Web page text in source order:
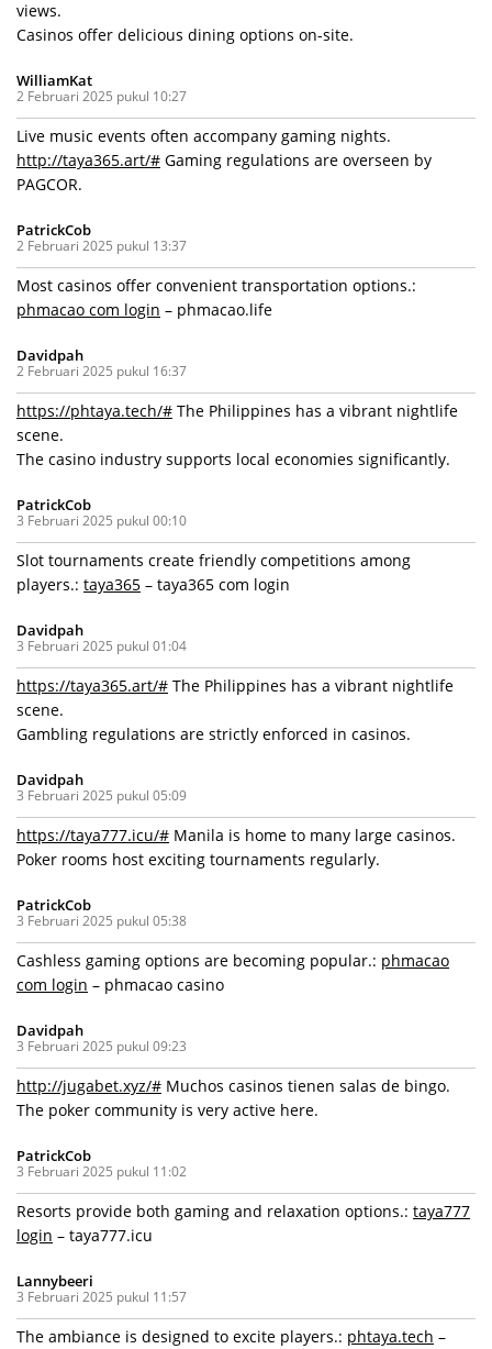
views.
Casinos offer delicious dining options on-site.
WilliamKat
2 Februari 2025 pukul 10:27
Live music events often accompany gaming nights.
http://taya365.art/# Gaming regulations are overseen by
PAGCOR.
PatrickCob
2 Februari 2025 pukul 13:37
Most casinos offer convenient transportation options.:
phmacao com login – phmacao.life
Davidpah
2 Februari 2025 pukul 16:37
https://phtaya.tech/# The Philippines has a vibrant nightlife
scene.
The casino industry supports local economies significantly.
PatrickCob
3 Februari 2025 pukul 00:10
Slot tournaments create friendly competitions among
players.: taya365 – taya365 com login
Davidpah
3 Februari 2025 pukul 01:04
https://taya365.art/# The Philippines has a vibrant nightlife
scene.
Gambling regulations are strictly enforced in casinos.
Davidpah
3 Februari 2025 pukul 05:09
https://taya777.icu/# Manila is home to many large casinos.
Poker rooms host exciting tournaments regularly.
PatrickCob
3 Februari 2025 pukul 05:38
Cashless gaming options are becoming popular.: phmacao
com login – phmacao casino
Davidpah
3 Februari 2025 pukul 09:23
http://jugabet.xyz/# Muchos casinos tienen salas de bingo.
The poker community is very active here.
PatrickCob
3 Februari 2025 pukul 11:02
Resorts provide both gaming and relaxation options.: taya777
login – taya777.icu
Lannybeeri
3 Februari 2025 pukul 11:57
The ambiance is designed to excite players.: phtaya.tech –